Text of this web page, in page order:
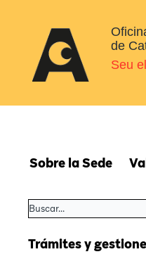
de
Seu
Sobre la Sede
Trámites y